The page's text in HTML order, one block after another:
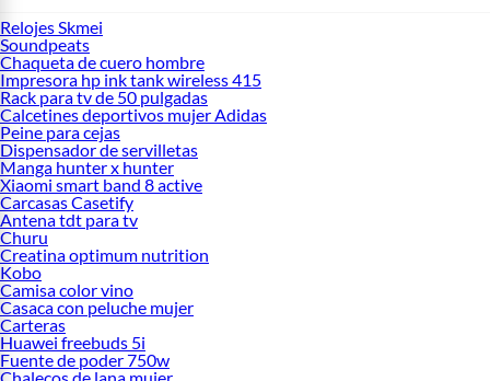
Relojes Skmei
Soundpeats
Chaqueta de cuero hombre
Impresora hp ink tank wireless 415
Rack para tv de 50 pulgadas
Calcetines deportivos mujer Adidas
Peine para cejas
Dispensador de servilletas
Manga hunter x hunter
Xiaomi smart band 8 active
Carcasas Casetify
Antena tdt para tv
Churu
Creatina optimum nutrition
Kobo
Camisa color vino
Casaca con peluche mujer
Carteras
Huawei freebuds 5i
Fuente de poder 750w